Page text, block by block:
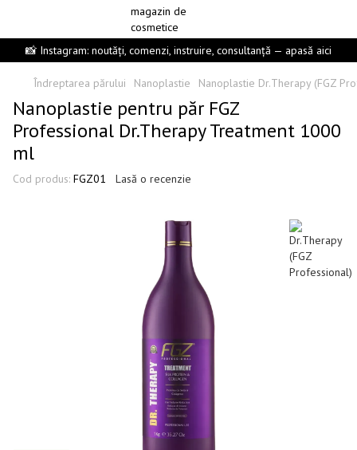
📸 Instagram: noutăți, comenzi, instruire, consultanță — apasă aici
Îndreptarea părului Nanoplastie Nanoplastie Dr.Therapy (FGZ
Nanoplastie pentru păr FGZ
Professional Dr.Therapy Treatment 1000
ml
Cod produs: FGZ01 Lasă o recenzie